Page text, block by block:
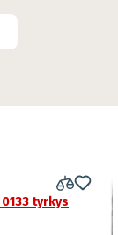
tyrkys